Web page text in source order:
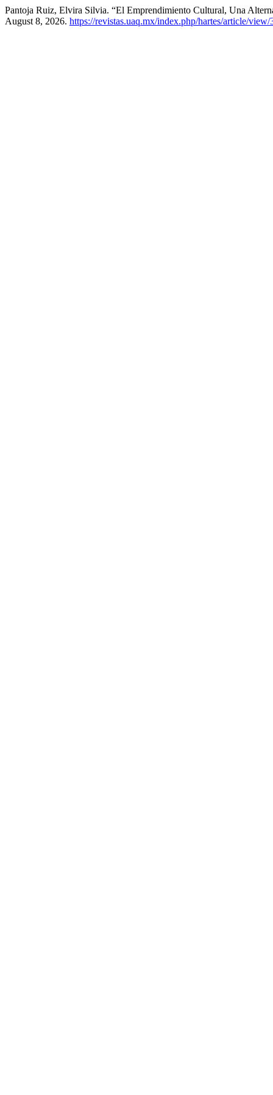
Pantoja Ruiz, Elvira Silvia. “El Emprendimiento Cultural, Una
August 8, 2026. https://revistas.uaq.mx/index.php/hartes/article/view/